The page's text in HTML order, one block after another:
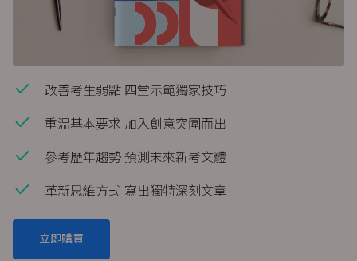
改善考生弱點 四堂示範獨家技巧
重温基本要求 加入創意突圍而出
參考歷年趨勢 預測末來新考文體
革新思維方式 寫出獨特深刻文章
立即購買